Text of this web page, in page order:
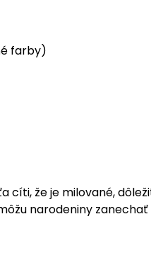
farby)
cíti, že je milované,
narodeniny zanechať